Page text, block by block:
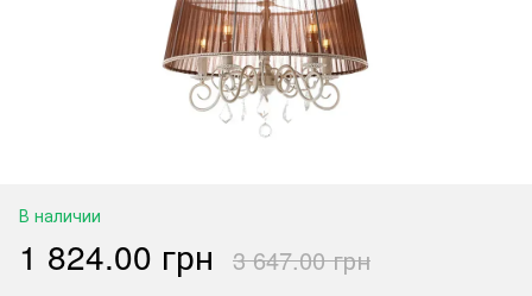
В наличии
1 824.00 грн 3 647.00 грн